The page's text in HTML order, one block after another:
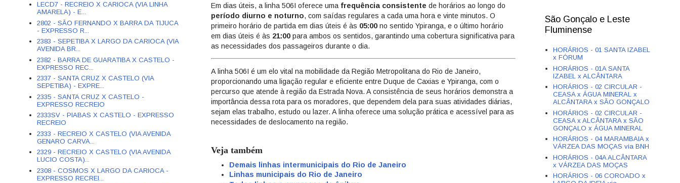
Em dias úteis, a linha 506I oferece uma frequência consistente de horários ao longo do
período diurno e noturno, com saídas regulares a cada uma hora e vinte minutos. O
primeiro horário de partida em dias úteis é às 05:00 no sentido Ypiranga, e o último horário
em dias úteis é às 21:00 para ambos os sentidos, garantindo uma cobertura significativa para
as necessidades dos passageiros durante o dia.
A linha 506I é um elo vital na mobilidade da Região Metropolitana do Rio de Janeiro,
proporcionando uma ligação regular e eficiente entre Duque de Caxias e Ypiranga, com o
percurso que atende à região da Estrada Nova. A consistência de seus horários demonstra a
importância dessa rota para os moradores, que dependem dela para suas atividades diárias,
sejam elas trabalho, estudo ou lazer. A linha oferece uma solução prática e acessível para as
necessidades de deslocamento na região.
Veja também
Demais linhas intermunicipais do Rio de Janeiro
Linhas municipais do Rio de Janeiro
LECD7 - RECREIO X CARIOCA (VIA LINHA
AMARELA) - E...
2802 - SÃO FERNANDO X BARRA DA TIJUCA
- EXPRESSO R...
2383 - SEPETIBA X LARGO DA CARIOCA (VIA
AVENIDA BR...
2382 - BARRA DE GUARATIBA X CASTELO -
EXPRESSO REC...
2337 - SANTA CRUZ X CASTELO (VIA
SEPETIBA) - EXPRE...
2335 - SANTA CRUZ X CASTELO -
EXPRESSO RECREIO
2333SV - PIABAS X CASTELO - EXPRESSO
RECREIO
2333 - RECREIO X CASTELO (VIA AVENIDA
GENARO CARVA...
2329 - RECREIO X CASTELO (VIA AVENIDA
LUCIO COSTA)...
2308 - COSMOS X LARGO DA CARIOCA -
EXPRESSO RECREI...
São Gonçalo e Leste
Fluminense
HORÁRIOS - 01 SANTA IZABEL
x FÓRUM
HORÁRIOS - 01A SANTA
IZABEL x ALCÂNTARA
HORÁRIOS - 02 CIRCULAR -
CEASA x ÁGUA MINERAL x
ALCÂNTARA x SÃO GONÇALO
HORÁRIOS - 02 CIRCULAR -
CEASA x ALCÂNTARA x SÃO
GONÇALO x ÁGUA MINERAL
HORÁRIOS - 04 MARAMBAIA x
VÁRZEA DAS MOÇAS via BNH
HORÁRIOS - 04A ALCÂNTARA
x VÁRZEA DAS MOÇAS
HORÁRIOS - 06 COROADO x